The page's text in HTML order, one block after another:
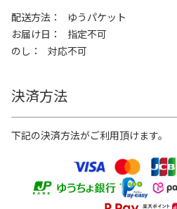
配送方法
ゆうパケット
お届け日
指定不可
のし
対応不可
決済方法
下記の決済方法がご利用頂けます。